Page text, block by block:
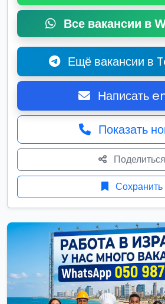
Все вакансии в
Ещё вакансии в
Написать
Показать
Поделиться
Сохранить